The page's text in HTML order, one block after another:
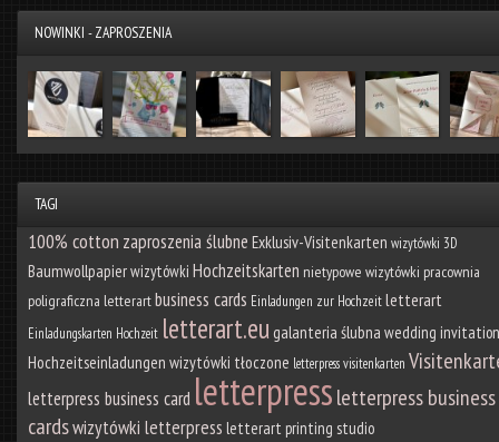
NOWINKI - ZAPROSZENIA
TAGI
100% cotton zaproszenia ślubne Exklusiv-Visitenkarten wizytówki 3D
Baumwollpapierwizytówki Hochzeitskarten nietypowe wizytówki pracownia
poligraficzna letterartbusiness cards Einladungen zur Hochzeitletterart
Einladungskarten Hochzeit letterart.eu galanteria ślubna wedding
Hochzeitseinladungen wizytówki tłoczone letterpress visitenkarten
letterpress business card letterpressletterpress business
cardswizytówki letterpress letterart printing studio